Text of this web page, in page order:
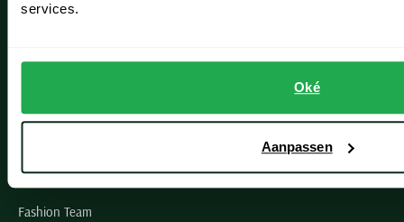
services.
Oké
Aanpassen
Inspiratie
Fashion Team